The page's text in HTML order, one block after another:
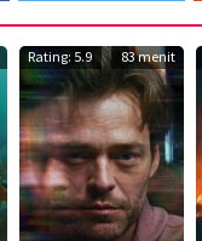
Rating: 5.9 83 menit